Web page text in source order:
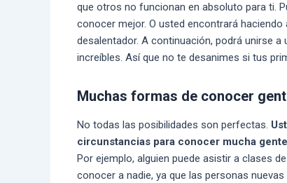
que otros no funcionan en absoluto para ti.
conocer mejor. O usted encontrará
desalentador. A continuación, podrá unirse
increíbles. Así que no te desanimes si tus
Muchas formas de conocer
No todas las posibilidades son perfectas.
circunstancias para conocer mucha gente
Por ejemplo, alguien puede asistir a clases
conocer a nadie, ya que las personas